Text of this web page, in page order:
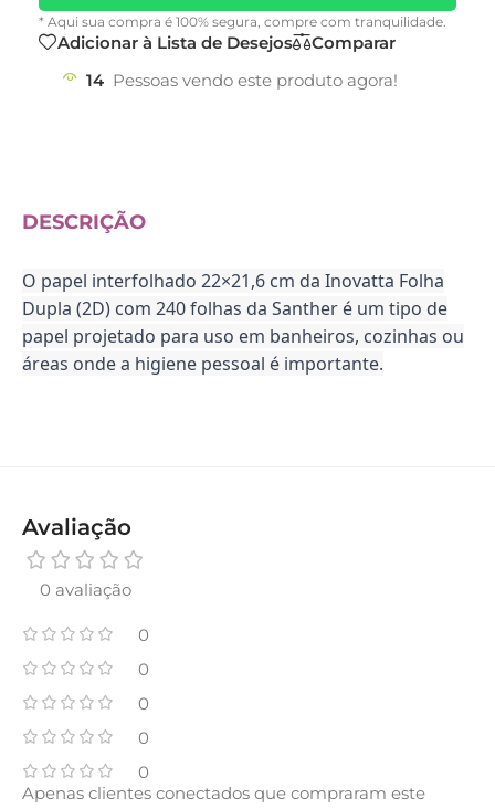
* Aqui sua compra é 100% segura, compre com tranquilidade.
Adicionar à Lista de Desejos
Comparar
14 Pessoas vendo este produto agora!
DESCRIÇÃO
O papel interfolhado 22×21,6 cm da Inovatta Folha
Dupla (2D) com 240 folhas da Santher é um tipo de
papel projetado para uso em banheiros, cozinhas ou
áreas onde a higiene pessoal é importante.
Avaliação
0 avaliação
0
0
0
0
0
Apenas clientes conectados que compraram este